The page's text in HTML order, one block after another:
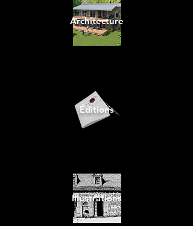
Architecture
Éditions
Illustrations